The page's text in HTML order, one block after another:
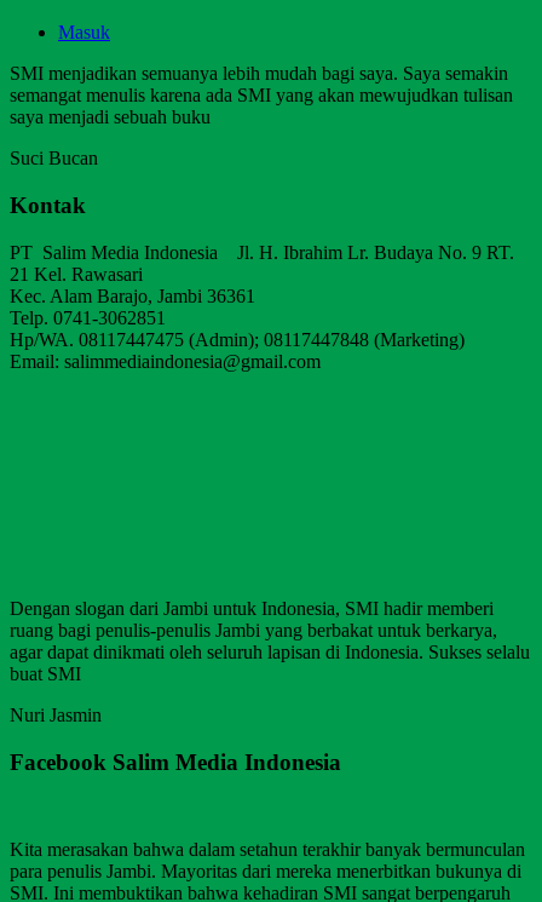
Masuk
SMI menjadikan semuanya lebih mudah bagi saya. Saya semakin
semangat menulis karena ada SMI yang akan mewujudkan tulisan
saya menjadi sebuah buku
Suci Bucan
Kontak
PT Salim Media Indonesia Jl. H. Ibrahim Lr. Budaya No. 9 RT.
21 Kel. Rawasari
Kec. Alam Barajo, Jambi 36361
Telp. 0741-3062851
Hp/WA. 08117447475 (Admin); 08117447848 (Marketing)
Email: salimmediaindonesia@gmail.com
Dengan slogan dari Jambi untuk Indonesia, SMI hadir memberi
ruang bagi penulis-penulis Jambi yang berbakat untuk berkarya,
agar dapat dinikmati oleh seluruh lapisan di Indonesia. Sukses selalu
buat SMI
Nuri Jasmin
Facebook Salim Media Indonesia
Kita merasakan bahwa dalam setahun terakhir banyak bermunculan
para penulis Jambi. Mayoritas dari mereka menerbitkan bukunya di
SMI. Ini membuktikan bahwa kehadiran SMI sangat berpengaruh